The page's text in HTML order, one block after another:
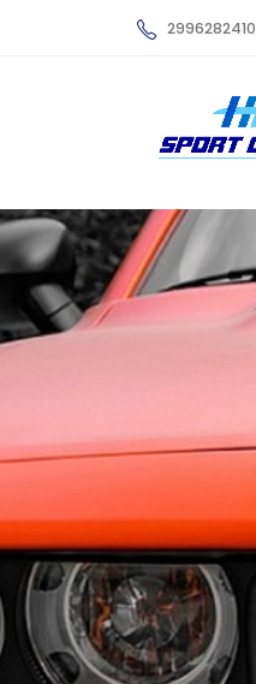
2996282410